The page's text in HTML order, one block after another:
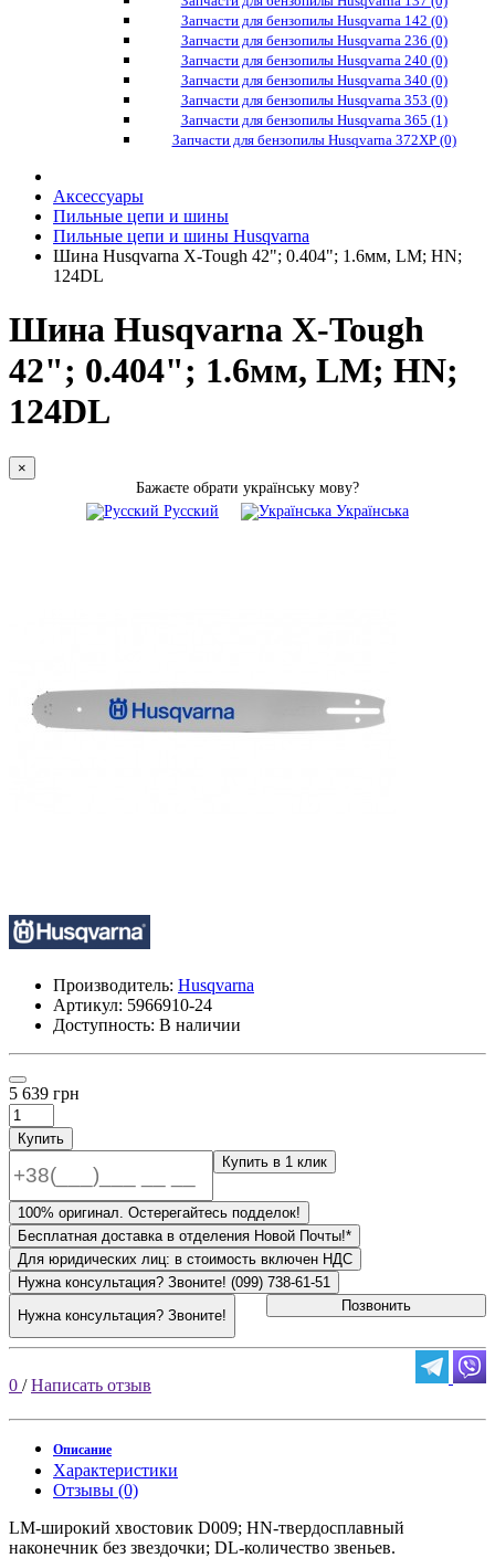
Запчасти для бензопилы Husqvarna 142 (0)
Запчасти для бензопилы Husqvarna 236 (0)
Запчасти для бензопилы Husqvarna 240 (0)
Запчасти для бензопилы Husqvarna 340 (0)
Запчасти для бензопилы Husqvarna 353 (0)
Запчасти для бензопилы Husqvarna 365 (1)
Запчасти для бензопилы Husqvarna 372XP (0)
Аксессуары
Пильные цепи и шины
Пильные цепи и шины Husqvarna
Шина Husqvarna X-Tough 42"; 0.404"; 1.6мм, LM; HN;
124DL
Шина Husqvarna X-Tough
42"; 0.404"; 1.6мм, LM; HN;
124DL
×
Бажаєте обрати українську мову?
Русский
Українська
Производитель: Husqvarna
Артикул: 5966910-24
Доступность: В наличии
5 639 грн
Купить
Купить в 1 клик
100% оригинал. Остерегайтесь подделок!
Бесплатная доставка в отделения Новой Почты!*
Для юридических лиц: в стоимость включен НДС
Нужна консультация? Звоните! (099) 738-61-51
Нужна консультация? Звоните!
Позвонить
0 /Написать отзыв
Описание
Характеристики
Отзывы (0)
LM-широкий хвостовик D009; HN-твердосплавный
наконечник без звездочки; DL-количество звеньев.